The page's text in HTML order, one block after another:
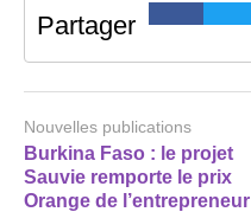
Partager
Nouvelles publications
Burkina Faso : le projet
Sauvie remporte le prix
Orange de l’entrepreneur